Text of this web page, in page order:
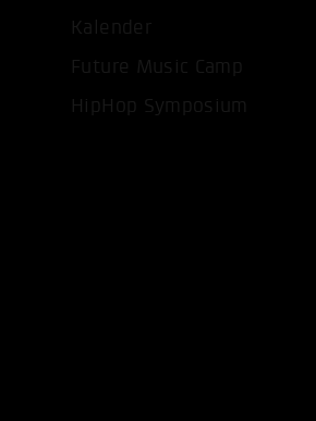
ALLE COOKIES AKZEPTIEREN
Kalender
Future Music Camp
HipHop Symposium